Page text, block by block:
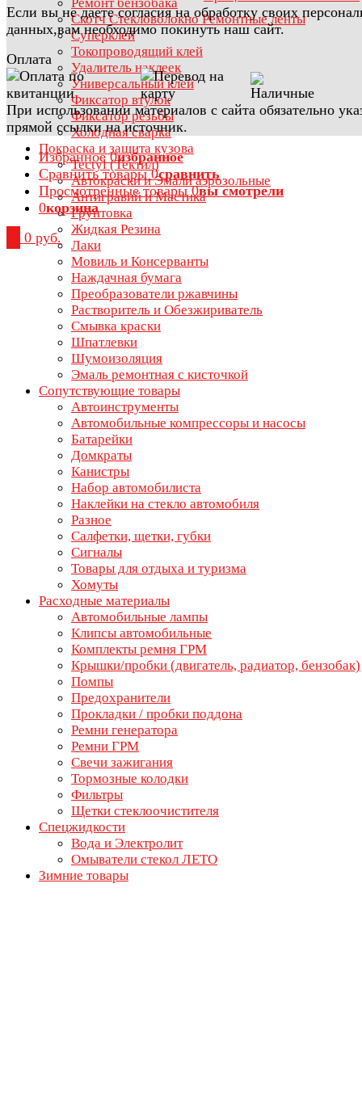
Скотч Стекловолокно Ремонтные ленты
Суперклей
Токопроводящий клей
Удалитель наклеек
Универсальный клей
Фиксатор втулок
Фиксатор резьбы
Холодная сварка
Покраска и защита кузова
Tectyl (Тектил)
Автокраски и Эмали аэрозольные
Антигравий и Мастика
Грунтовка
Жидкая Резина
Лаки
Мовиль и Консерванты
Наждачная бумага
Преобразователи ржавчины
Растворитель и Обезжириватель
Смывка краски
Шпатлевки
Шумоизоляция
Эмаль ремонтная с кисточкой
Сопутствующие товары
Автоинструменты
Автомобильные компрессоры и насосы
Батарейки
Домкраты
Канистры
Набор автомобилиста
Наклейки на стекло автомобиля
Разное
Салфетки, щетки, губки
Сигналы
Товары для отдыха и туризма
Хомуты
Расходные материалы
Автомобильные лампы
Клипсы автомобильные
Комплекты ремня ГРМ
Крышки/пробки (двигатель, радиатор, бензобак)
Помпы
Предохранители
Прокладки / пробки поддона
Ремни генератора
Ремни ГРМ
Свечи зажигания
Тормозные колодки
Фильтры
Щетки стеклоочистителя
Спецжидкости
Вода и Электролит
Омыватели стекол ЛЕТО
Зимние товары
Если вы не даете согласия на обработку своих
данных,вам необходимо покинуть наш сайт.
Оплата
При использовании материалов с сайта обязательно
прямой ссылки на источник.
Избранное 0избранное
Сравнить товары 0сравнить
Просмотренные товары 0вы смотрели
0корзина
0 руб.